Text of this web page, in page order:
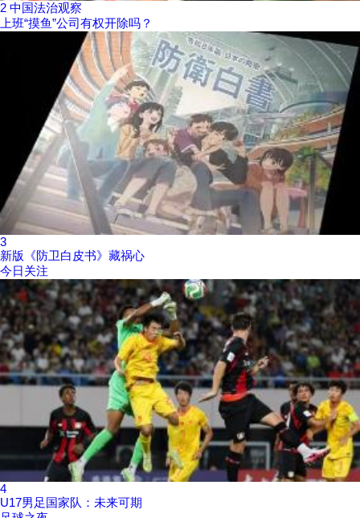
2 中国法治观察
上班“摸鱼”公司有权开除吗？
3
新版《防卫白皮书》藏祸心
今日关注
4
U17男足国家队：未来可期